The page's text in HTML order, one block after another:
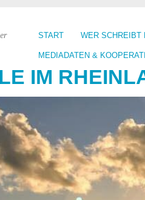
START WER SCHREIBT
MEDIADATEN &
IM